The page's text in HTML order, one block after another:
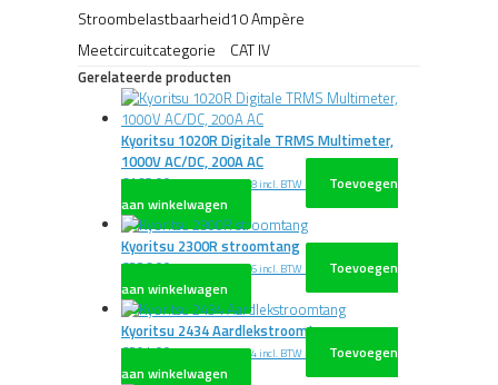
Stroombelastbaarheid10 Ampère
Meetcircuitcategorie
CAT IV
Gerelateerde producten
Kyoritsu 1020R Digitale TRMS Multimeter,
1000V AC/DC, 200A AC
€168,00 excl. BTW€203,28 incl. BTW
Toevoegen
aan winkelwagen
Kyoritsu 2300R stroomtang
€226,00 excl. BTW€273,46 incl. BTW
Toevoegen
aan winkelwagen
Kyoritsu 2434 Aardlekstroomtang
€394,00 excl. BTW€476,74 incl. BTW
Toevoegen
aan winkelwagen